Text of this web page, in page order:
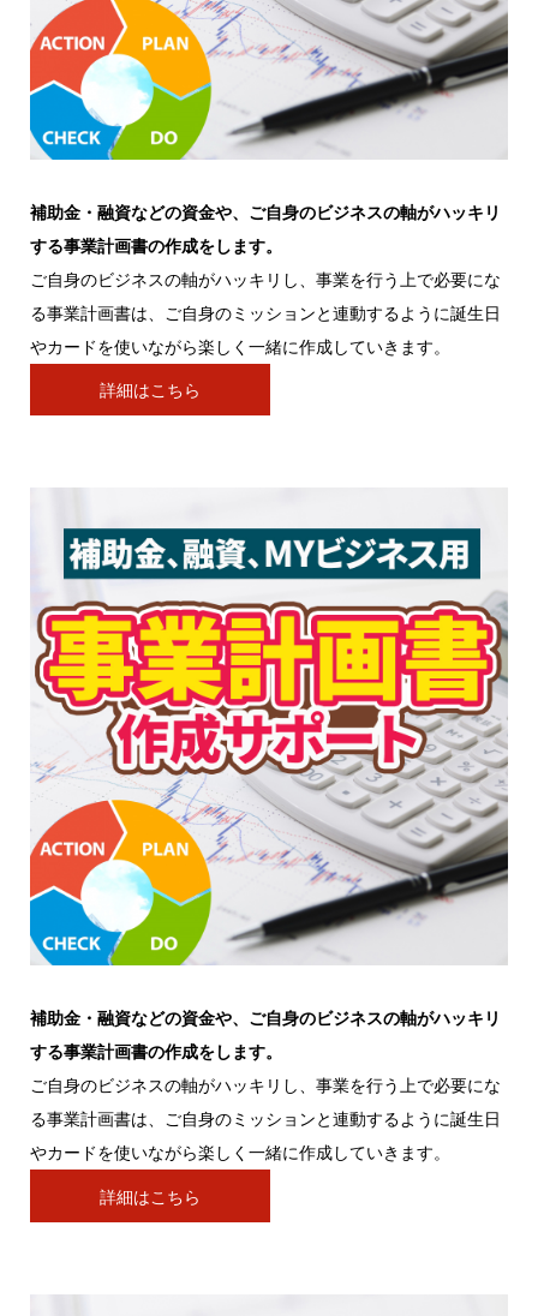
補助金・融資などの資金や、ご自身のビジネスの軸がハッキリ
する事業計画書の作成をします。
ご自身のビジネスの軸がハッキリし、事業を行う上で必要にな
る事業計画書は、ご自身のミッションと連動するように誕生日
やカードを使いながら楽しく一緒に作成していきます。
詳細はこちら
補助金・融資などの資金や、ご自身のビジネスの軸がハッキリ
する事業計画書の作成をします。
ご自身のビジネスの軸がハッキリし、事業を行う上で必要にな
る事業計画書は、ご自身のミッションと連動するように誕生日
やカードを使いながら楽しく一緒に作成していきます。
詳細はこちら